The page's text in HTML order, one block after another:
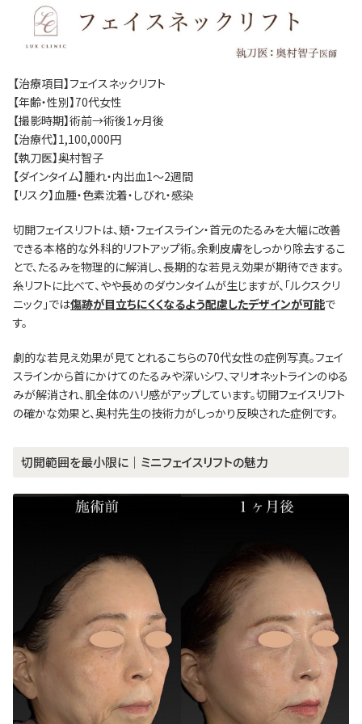
【治療項目】フェイスネックリフト
【年齢・性別】70代女性
【撮影時期】術前→術後1ヶ月後
【治療代】1,100,000円
【執刀医】奥村智子
【ダインタイム】腫れ・内出血1〜2週間
【リスク】血腫・色素沈着・しびれ・感染
切開フェイスリフトは、頬・フェイスライン・首元のたるみを大幅に改善
できる本格的な外科的リフトアップ術。余剰皮膚をしっかり除去するこ
とで、たるみを物理的に解消し、長期的な若見え効果が期待できます。
糸リフトに比べて、やや長めのダウンタイムが生じますが、「ルクスクリ
ニック」では傷跡が目立ちにくくなるよう配慮したデザインが可能で
す。
劇的な若見え効果が見てとれるこちらの70代女性の症例写真。フェイ
スラインから首にかけてのたるみや深いシワ、マリオネットラインのゆる
みが解消され、肌全体のハリ感がアップしています。切開フェイスリフト
の確かな効果と、奥村先生の技術力がしっかり反映された症例です。
切開範囲を最小限に｜ミニフェイスリフトの魅力